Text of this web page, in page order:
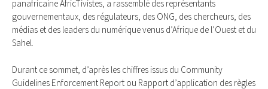
panafricaine AfricTivistes, a rassemblé des représentants
gouvernementaux, des régulateurs, des ONG, des chercheurs, des
médias et des leaders du numérique venus d’Afrique de l’Ouest et du
Sahel.
Durant ce sommet, d’après les chiffres issus du Community
Guidelines Enforcement Report ou Rapport d’application des règles